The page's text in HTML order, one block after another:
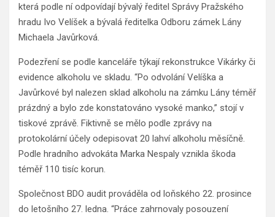
která podle ní odpovídají bývalý ředitel Správy Pražského
hradu Ivo Velíšek a bývalá ředitelka Odboru zámek Lány
Michaela Javůrková.
Podezření se podle kanceláře týkají rekonstrukce Vikárky či
evidence alkoholu ve skladu. “Po odvolání Velíška a
Javůrkové byl nalezen sklad alkoholu na zámku Lány téměř
prázdný a bylo zde konstatováno vysoké manko,” stojí v
tiskové zprávě. Fiktivně se mělo podle zprávy na
protokolární účely odepisovat 20 lahví alkoholu měsíčně.
Podle hradního advokáta Marka Nespaly vznikla škoda
téměř 110 tisíc korun.
Společnost BDO audit prováděla od loňského 22. prosince
do letošního 27. ledna. “Práce zahrnovaly posouzení